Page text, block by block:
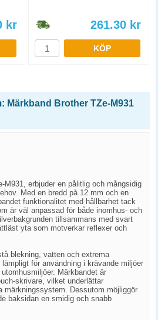
kr 261.30 kr
KÖP
Märkband Brother TZe-M931
M931, erbjuder en pålitlig och mångsidig
Med en bredd på 12 mm och en
funktionalitet med hållbarhet tack
är väl anpassad för både inomhus- och
tillsammans med svart
yta som motverkar reflexer och
blekning, vatten och extrema
för användning i krävande miljöer
Märkbandet är
skrivare, vilket underlättar
märkningssystem. Dessutom möjliggör
baksidan en smidig och snabb